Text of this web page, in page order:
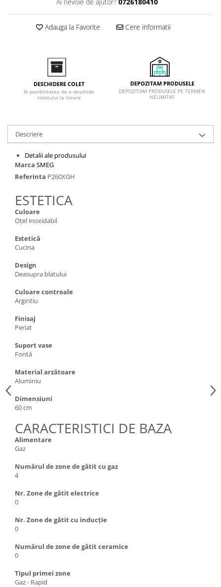
Plite cu hota integrata
Adauga la Favorite Cere informatii
DESCHIDERE COLET
Ai posibilitatea de a deschide
coletului la livrare
DEPOZITAM PRODUSELE
DEPOZITAM PRODUSELE PE TERMEN
NELIMITAT
Descriere
Detalii ale produsului
Marca SMEG
Referinta P260XGH
ESTETICA
Culoare
Oțel inoxidabil
Estetică
Cucina
Design
Deasupra blatului
Culoare controale
Argintiu
Finisaj
Periat
Suport vase
Fontă
Material arzătoare
Aluminiu
Dimensiuni
60 cm
CARACTERISTICI DE BAZA
Alimentare
Gaz
Numărul de zone de gătit cu gaz
4
Nr. Zone de gătit electrice
0
Nr. Zone de gătit cu inducție
0
Numărul de zone de gătit ceramice
0
Tipul primei zone
Gaz - Rapid